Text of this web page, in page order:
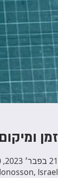
זמן ומיקום
21 בפבר׳ 2023, 14:00 – 19:00
Israel